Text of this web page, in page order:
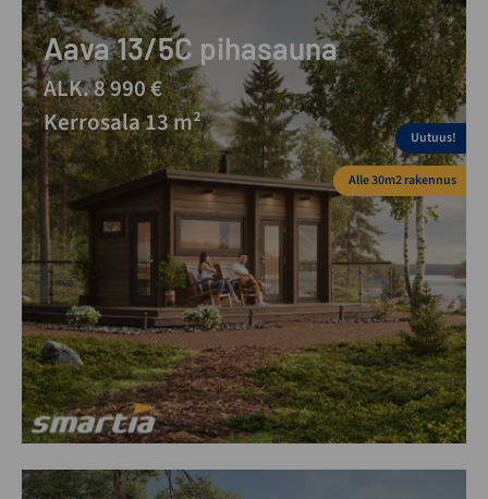
Aava 13/5C pihasauna
ALK. 8 990 €
Kerrosala 13 m²
Uutuus!
Alle 30m2 rakennus